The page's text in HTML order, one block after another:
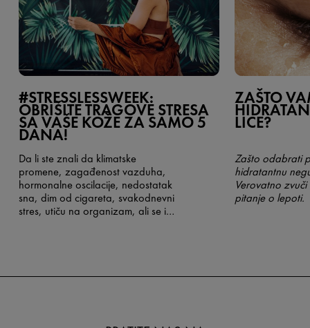
#STRESSLESSWEEK:
OBRIŠITE TRAGOVE STRESA
SA VAŠE KOŽE ZA SAMO 5
DANA!
Da li ste znali da klimatske
promene, zagađenost vazduha,
hormonalne oscilacije, nedostatak
sna, dim od cigareta, svakodnevni
stres, utiču na organizam, ali se i
organizuje niz radionica i obuka
ZAŠTO
LICE?
Zašto odabrati
hidratantnu
Verovatno
pitanje o lepoti.